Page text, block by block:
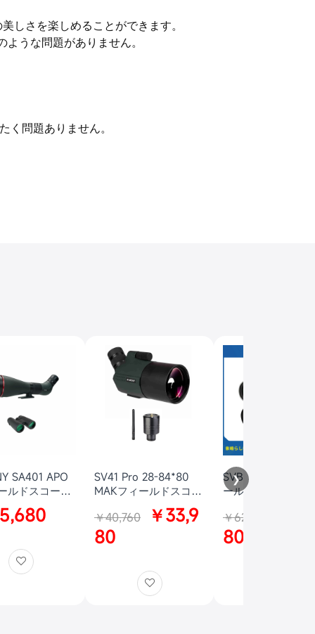
しさを楽しめることができます。
うな問題がありません。
く問題ありません。
SA401 APO
ルドスコープ
ーチェリー用
用 野鳥観察
SV41 Pro 28-84*80
MAKフィールドスコー
プ WIFIカメラ撮影セッ
ト 野鳥撮影セット天体
撮影セット 射撃用スポ
ッティングスコープ 卓
野鳥の観察 天体観察
アーチェリー 射撃の標
￥40,760
￥33,9
80
SVBONY SV406P
ールドスコープ撮
ット スポッティン
コープ撮影セット
スコ 野鳥撮影 野
￥62,860
80
❯